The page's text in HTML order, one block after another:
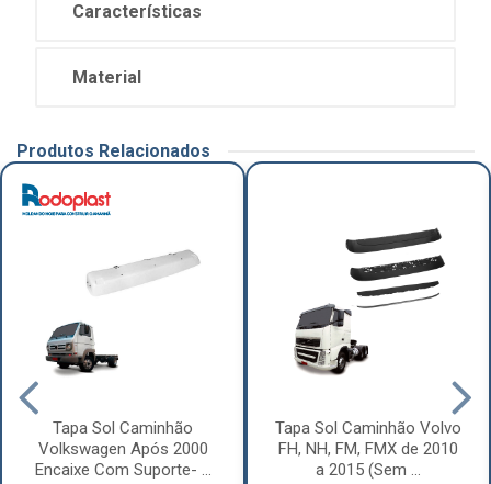
Características
Material
Produtos Relacionados
Tapa Sol Caminhão
Volkswagen Após 2000
Encaixe Com Suporte- ...
Tapa Sol Caminhão Volvo
FH, NH, FM, FMX de 2010
a 2015 (Sem ...